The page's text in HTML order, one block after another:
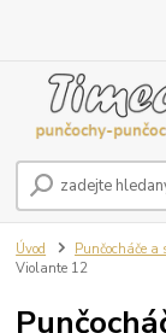
Úvod Punčocháče a
Violante 12